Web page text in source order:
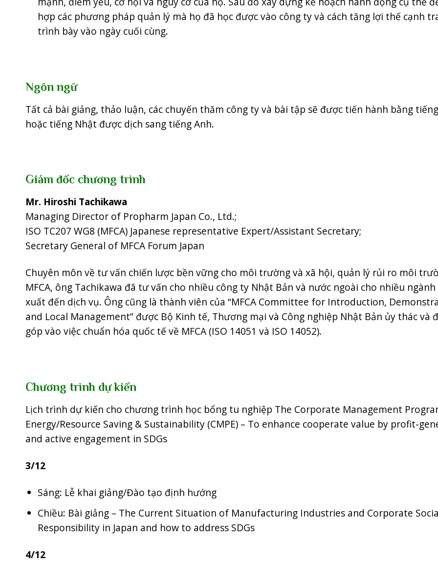
hợp các phương pháp quản lý mà họ đã học được vào công ty và cách tăng lợi thế cạnh
trình bày vào ngày cuối cùng.
Ngôn ngữ
Tất cả bài giảng, thảo luận, các chuyến thăm công ty và bài tập sẽ được tiến hành bằng
hoặc tiếng Nhật được dịch sang tiếng Anh.
Giám đốc chương trình
Mr. Hiroshi Tachikawa
Managing Director of Propharm Japan Co., Ltd.;
ISO TC207 WG8 (MFCA) Japanese representative Expert/Assistant Secretary;
Secretary General of MFCA Forum Japan
Chuyên môn về tư vấn chiến lược bền vững cho môi trường và xã hội, quản lý rủi ro môi
MFCA, ông Tachikawa đã tư vấn cho nhiều công ty Nhật Bản và nước ngoài cho nhiều
xuất đến dịch vụ. Ông cũng là thành viên của “MFCA Committee for Introduction,
and Local Management” được Bộ Kinh tế, Thương mại và Công nghiệp Nhật Bản ủy thác và
góp vào việc chuẩn hóa quốc tế về MFCA (ISO 14051 và ISO 14052).
Chương trình dự kiến
Lịch trình dự kiến cho chương trình học bổng tu nghiệp The Corporate Management
Energy/Resource Saving & Sustainability (CMPE) – To enhance cooperate value by profit-
and active engagement in SDGs
3/12
Sáng: Lễ khai giảng/Đào tạo định hướng
Chiều: Bài giảng – The Current Situation of Manufacturing Industries and Corporate
Responsibility in Japan and how to address SDGs
4/12